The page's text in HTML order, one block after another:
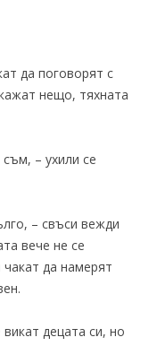
да поговорят с
нещо, тяхната
– ухили се
– свъси вежди
вече не се
да намерят
децата си, но